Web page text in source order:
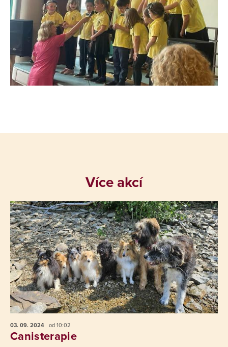
Více akcí
03. 09. 2024 od 10:02
Canisterapie